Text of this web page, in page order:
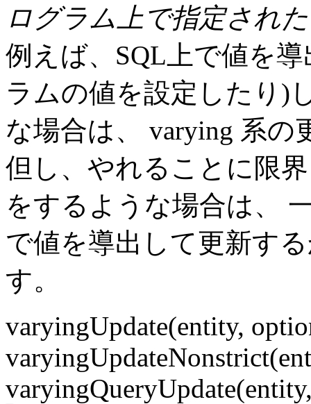
ログラム上で指定され
例えば、SQL上で値を
ラムの値を設定したり)
な場合は、 varying 系
但し、やれることに限
をするような場合は、
で値を導出して更新す
す。
varyingUpdate(entity,